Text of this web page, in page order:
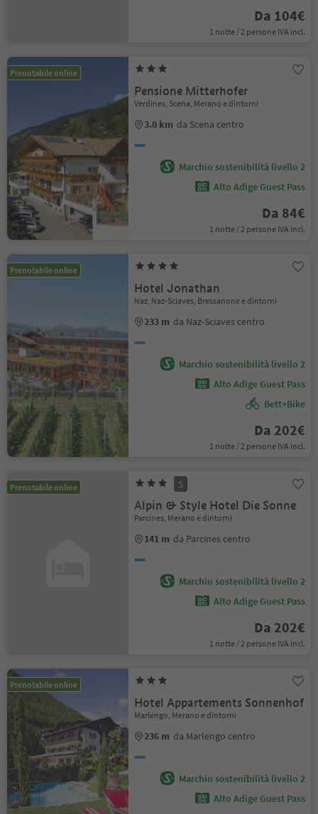
Da 104€
1 notte / 2 persone IVA incl.
Prenotabile online
Pensione Mitterhofer
Verdines, Scena, Merano e dintorni
3.0 km da Scena centro
Marchio sostenibilità livello 2
Alto Adige Guest Pass
Da 84€
1 notte / 2 persone IVA incl.
Prenotabile online
Hotel Jonathan
Naz, Naz-Sciaves, Bressanone e dintorni
233 m da Naz-Sciaves centro
Marchio sostenibilità livello 2
Alto Adige Guest Pass
Bett+Bike
Da 202€
1 notte / 2 persone IVA incl.
Prenotabile online S
Alpin & Style Hotel Die Sonne
Parcines, Merano e dintorni
141 m da Parcines centro
Marchio sostenibilità livello 2
Alto Adige Guest Pass
Da 202€
1 notte / 2 persone IVA incl.
Prenotabile online
Hotel Appartements Sonnenhof
Marlengo, Merano e dintorni
236 m da Marlengo centro
Marchio sostenibilità livello 2
Alto Adige Guest Pass